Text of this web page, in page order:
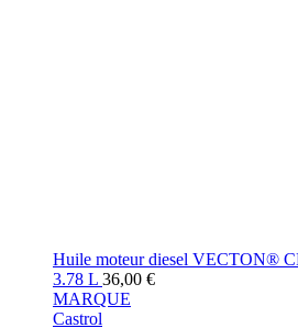
Huile moteur diesel VECTON®
3.78 L 36,00 €
MARQUE
Castrol